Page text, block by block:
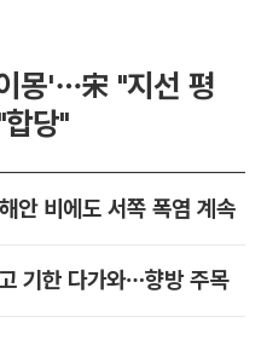
몽'…宋 "지선 평
당"
안 비에도 서쪽 폭염 계속
기한 다가와…향방 주목